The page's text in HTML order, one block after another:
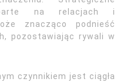
na relacjach i
znacząco podnieść
pozostawiając rywali w
czynnikiem jest ciągła